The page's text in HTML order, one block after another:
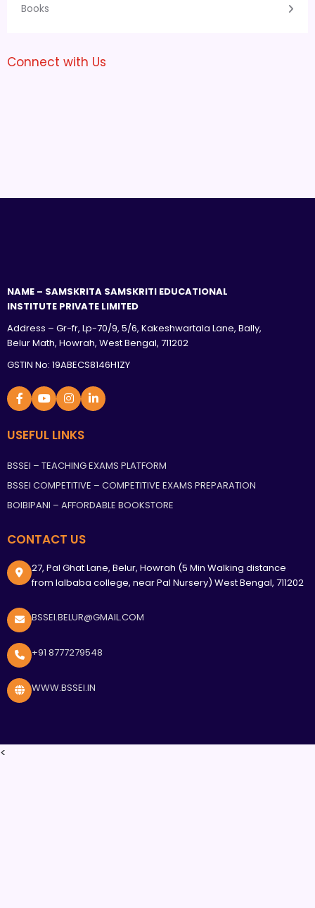
Books
Connect with Us
NAME – SAMSKRITA SAMSKRITI EDUCATIONAL
INSTITUTE PRIVATE LIMITED
Address – Gr-fr, Lp-70/9, 5/6, Kakeshwartala Lane, Bally,
Belur Math, Howrah, West Bengal, 711202
GSTIN No: 19ABECS8146H1ZY
USEFUL LINKS
BSSEI – TEACHING EXAMS PLATFORM
BSSEI COMPETITIVE – COMPETITIVE EXAMS PREPARATION
BOIBIPANI – AFFORDABLE BOOKSTORE
CONTACT US
27, Pal Ghat Lane, Belur, Howrah (5 Min Walking distance
from lalbaba college, near Pal Nursery) West Bengal, 711202
BSSEI.BELUR@GMAIL.COM
+91 8777279548
WWW.BSSEI.IN
<